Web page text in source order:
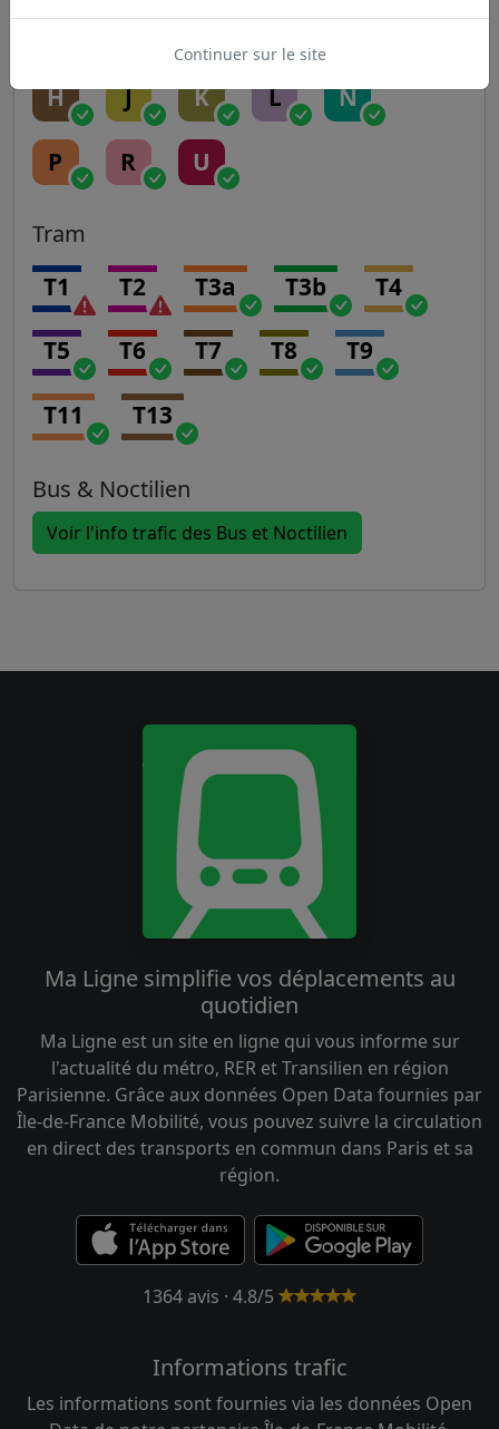
H J K L N
P R U
Tram
T1 T2 T3a T3b T4
T5 T6 T7 T8 T9
T11 T13
Bus & Noctilien
Voir l'info trafic des Bus et Noctilien
Ma Ligne simplifie vos déplacements au
quotidien
Ma Ligne est un site en ligne qui vous informe sur
l'actualité du métro, RER et Transilien en région
Parisienne. Grâce aux données Open Data fournies par
Île-de-France Mobilité, vous pouvez suivre la circulation
en direct des transports en commun dans Paris et sa
région.
1364 avis · 4.8/5
Informations trafic
Les informations sont fournies via les données Open
Continuer sur le site